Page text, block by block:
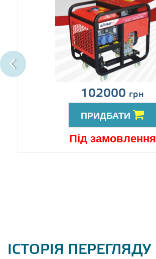
102000 грн
ПРИДБАТИ
Під замовлення
ІСТОРІЯ ПЕРЕГЛЯДУ